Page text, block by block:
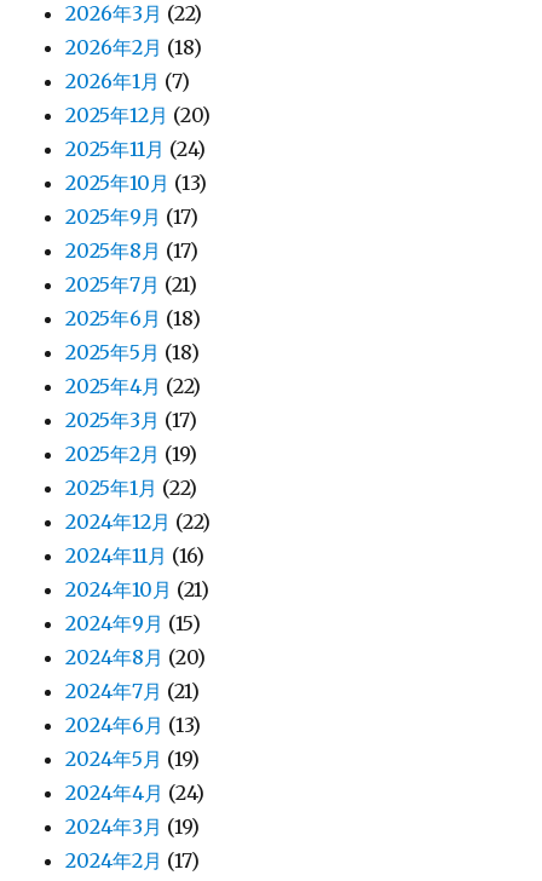
2026年3月 (22)
2026年2月 (18)
2026年1月 (7)
2025年12月 (20)
2025年11月 (24)
2025年10月 (13)
2025年9月 (17)
2025年8月 (17)
2025年7月 (21)
2025年6月 (18)
2025年5月 (18)
2025年4月 (22)
2025年3月 (17)
2025年2月 (19)
2025年1月 (22)
2024年12月 (22)
2024年11月 (16)
2024年10月 (21)
2024年9月 (15)
2024年8月 (20)
2024年7月 (21)
2024年6月 (13)
2024年5月 (19)
2024年4月 (24)
2024年3月 (19)
2024年2月 (17)